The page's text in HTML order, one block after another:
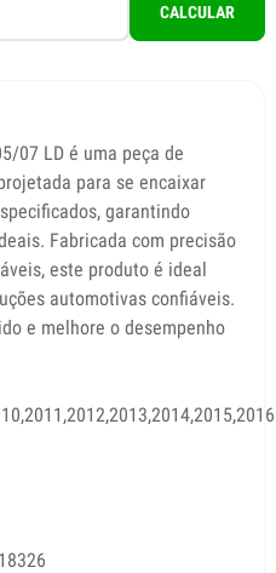
CALCULAR
07 LD é uma peça de
para se encaixar
garantindo
Fabricada com precisão
este produto é ideal
automotivas confiáveis.
e melhore o desempenho